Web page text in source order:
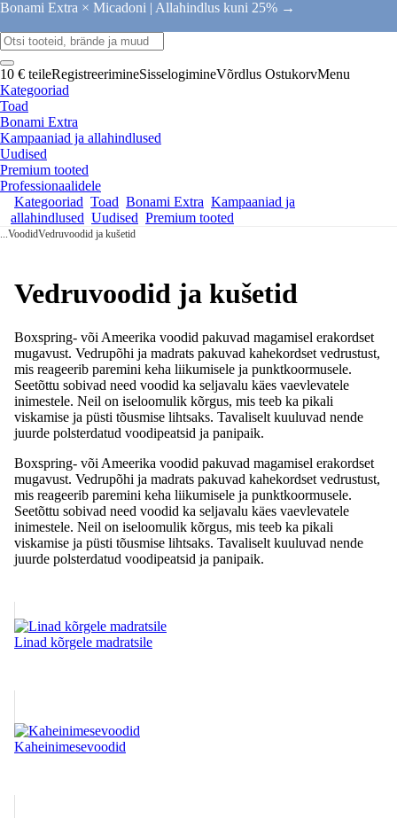
Bonami Extra × Micadoni | Allahindlus kuni 25% →
10 € teileRegistreerimineSisselogimineVõrdlus OstukorvMenu
Kategooriad
Toad
Bonami Extra
Kampaaniad ja allahindlused
Uudised
Premium tooted
Professionaalidele
Kategooriad Toad Bonami Extra Kampaaniad ja
allahindlused Uudised Premium tooted
...VoodidVedruvoodid ja kušetid
Vedruvoodid ja kušetid
Boxspring- või Ameerika voodid pakuvad magamisel erakordset
mugavust. Vedrupõhi ja madrats pakuvad kahekordset vedrustust,
mis reageerib paremini keha liikumisele ja punktkoormusele.
Seetõttu sobivad need voodid ka seljavalu käes vaevlevatele
inimestele. Neil on iseloomulik kõrgus, mis teeb ka pikali
viskamise ja püsti tõusmise lihtsaks. Tavaliselt kuuluvad nende
juurde polsterdatud voodipeatsid ja panipaik.
Boxspring- või Ameerika voodid pakuvad magamisel erakordset
mugavust. Vedrupõhi ja madrats pakuvad kahekordset vedrustust,
mis reageerib paremini keha liikumisele ja punktkoormusele.
Seetõttu sobivad need voodid ka seljavalu käes vaevlevatele
inimestele. Neil on iseloomulik kõrgus, mis teeb ka pikali
viskamise ja püsti tõusmise lihtsaks. Tavaliselt kuuluvad nende
juurde polsterdatud voodipeatsid ja panipaik.
Linad kõrgele madratsile
Kaheinimesevoodid